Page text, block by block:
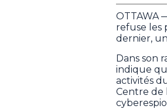
OTTAWA
refuse les
dernier,
Dans son
indique
activités
Centre de